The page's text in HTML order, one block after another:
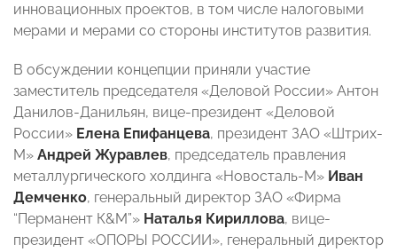
инновационных проектов, в том числе налоговыми
мерами и мерами со стороны институтов развития.
В обсуждении концепции приняли участие
заместитель председателя «Деловой России» Антон
Данилов-Данильян, вице-президент «Деловой
России» Елена Епифанцева, президент ЗАО «Штрих-
М» Андрей Журавлев, председатель правления
металлургического холдинга «Новосталь-М» Иван
Демченко, генеральный директор ЗАО «Фирма
“Перманент К&M”» Наталья Кириллова, вице-
президент «ОПОРЫ РОССИИ», генеральный директор